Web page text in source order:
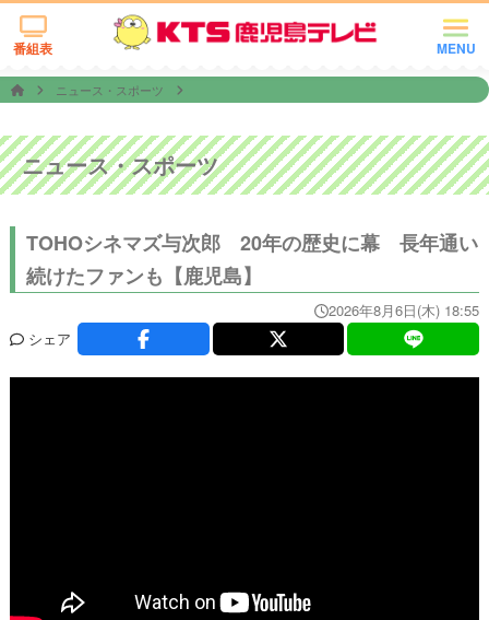
MENU
番組表
ニュース・スポーツ
ニュース・スポーツ
TOHOシネマズ与次郎 20年の歴史に幕 長年通い
続けたファンも【鹿児島】
2026年8月6日(木) 18:55
シェア